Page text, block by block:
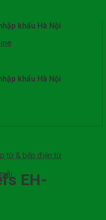
khẩu Hà Nội
khẩu Hà Nội
từ & bếp điện từ
EH-